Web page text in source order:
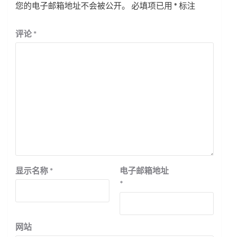
您的电子邮箱地址不会被公开。 必填项已用 * 标注
评论*
显示名称 *
电子邮箱地址
*
网站